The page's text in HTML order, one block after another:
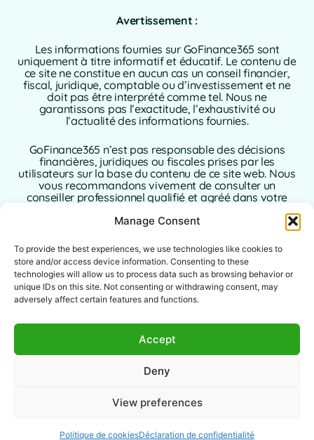
Manage Consent
To provide the best experiences, we use technologies like cookies to
store and/or access device information. Consenting to these
technologies will allow us to process data such as browsing behavior or
unique IDs on this site. Not consenting or withdrawing consent, may
adversely affect certain features and functions.
Accept
Deny
View preferences
Politique de cookiesDéclaration de confidentialité
Avertissement :
Les informations fournies sur GoFinance365 sont
uniquement à titre informatif et éducatif. Le contenu de
ce site ne constitue en aucun cas un conseil financier,
fiscal, juridique, comptable ou d’investissement et ne
doit pas être interprété comme tel. Nous ne
garantissons pas l’exactitude, l’exhaustivité ou
l’actualité des informations fournies.
GoFinance365 n’est pas responsable des décisions
financières, juridiques ou fiscales prises par les
utilisateurs sur la base du contenu de ce site web. Nous
vous recommandons vivement de consulter un
conseiller professionnel qualifié et agréé dans votre
concernant vos finances personnelles ou
L’utilisation de ce site web implique l’acceptation sans
réserve de la présente clause de non-responsabilité. Ni
GoFinance365, ni ses auteurs ou contributeurs
n’assument aucune responsabilité pour les dommages
des informations fournies.
ou être autorisés dans certaines juridictions. Il incombe
et l’applicabilité du contenu conformément à la
législation locale.